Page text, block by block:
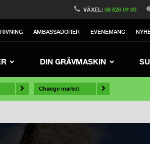
VÄXEL:08 626 07 00
RIVNING AMBASSADÖRER EVENEMANG
DIN GRÄVMASKIN
Change market